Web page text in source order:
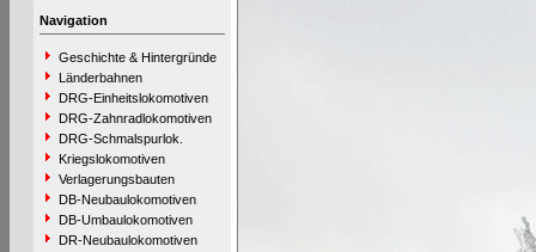
Navigation
Geschichte & Hintergründe
Länderbahnen
DRG-Einheitslokomotiven
DRG-Zahnradlokomotiven
DRG-Schmalspurlok.
Kriegslokomotiven
Verlagerungsbauten
DB-Neubaulokomotiven
DB-Umbaulokomotiven
DR-Neubaulokomotiven